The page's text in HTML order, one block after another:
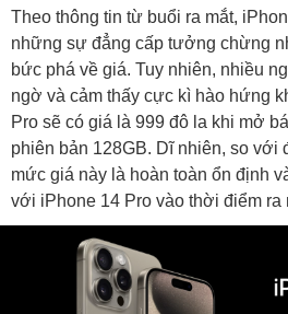
Theo thông tin từ buổi ra mắt,
những sự đẳng cấp tưởng chừng
bức phá về giá. Tuy nhiên, nhiều
ngờ và cảm thấy cực kì hào hứng
Pro sẽ có giá là 999 đô la khi mở
phiên bản 128GB. Dĩ nhiên, so với
mức giá này là hoàn toàn ổn định
với iPhone 14 Pro vào thời điểm ra